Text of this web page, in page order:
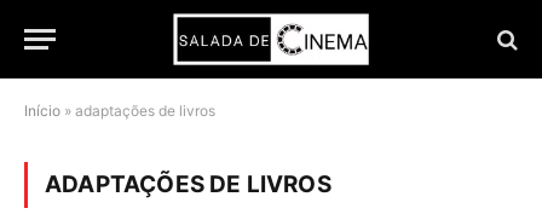
Início » adaptações de livros
ADAPTAÇÕES DE LIVROS